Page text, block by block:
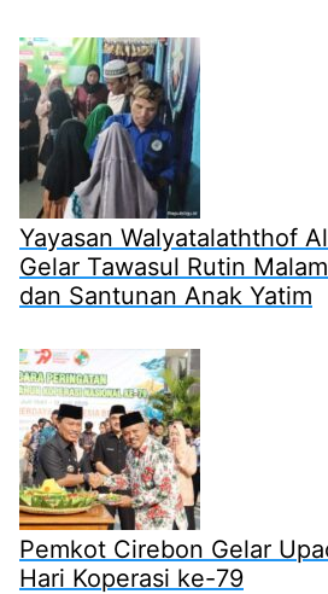
Yayasan Walyatalaththof
Gelar Tawasul Rutin
dan Santunan Anak Yatim
Pemkot Cirebon Gelar
Hari Koperasi ke-79